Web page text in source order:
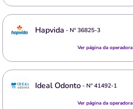
Hapvida - Nº36825-3
Ver página da operadora
Ideal Odonto- Nº41492-1
Ver página da operadora